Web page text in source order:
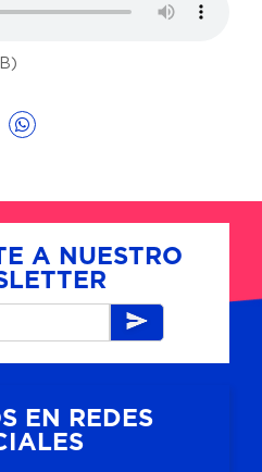
A NUESTRO
EN REDES